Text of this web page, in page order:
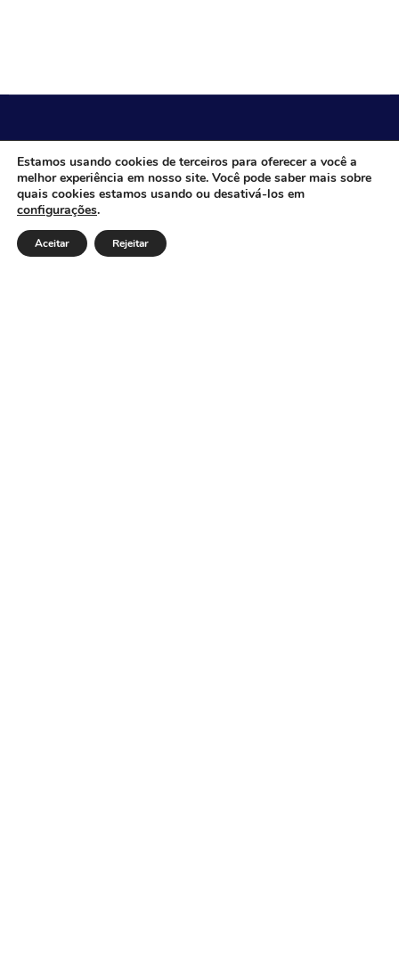
CÂMARA MUNICIPAL DE ITACARAMBI - MG
Endereço: Av. Juca Nascimento, n.º 240, Nossa Senhora
de Fátima, Itacarambi/MG – CEP: 39470-000 Email:
Telefone: Horário de Funcionamento: De segunda-à
Estamos usando cookies de terceiros para oferecer a você a
melhor experiência em nosso site. Você pode saber mais sobre
quais cookies estamos usando ou desativá-los em
configurações.
Aceitar Rejeitar